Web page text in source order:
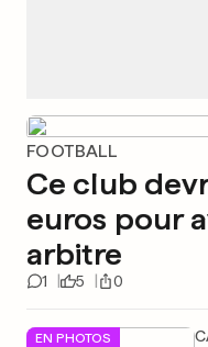
FOOTBALL
Ce club
euros pour
arbitre
1 5 0
EN PHOTOS